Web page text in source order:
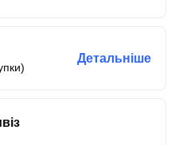
Детальніше